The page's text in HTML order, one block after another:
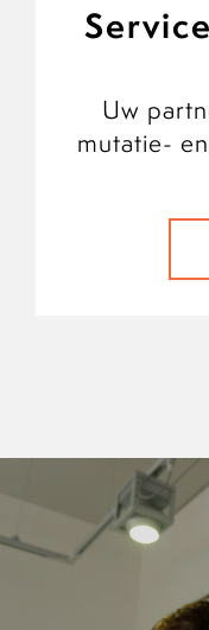
Uw
mutatie-